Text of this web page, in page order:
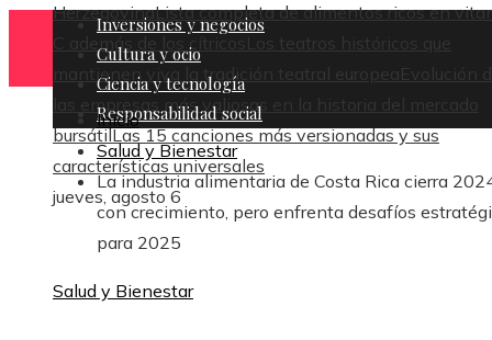
HerzegovinaLista completa de alimentos ricos en
C además de los cítricos
Los teatros históricos que
mantienen viva la tradición teatral europea
Evolución
las empresas más valiosas en la historia del mercado
bursátilLas 15 canciones más versionadas y sus
características universales
jueves, agosto 6
Inversiones y negocios
Cultura y ocio
Ciencia y tecnología
Responsabilidad social
Inicio
Salud y Bienestar
La industria alimentaria de Costa Rica cierra
con crecimiento, pero enfrenta desafíos
para 2025
Salud y Bienestar